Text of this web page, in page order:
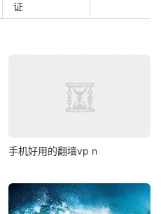
证
手机好用的翻墙vp n